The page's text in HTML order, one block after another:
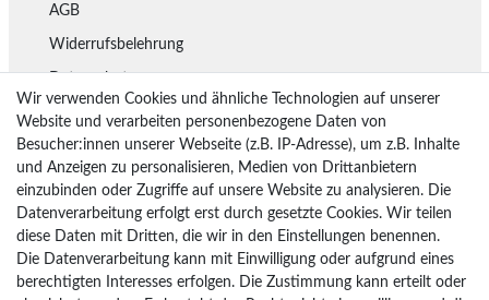
AGB
Widerrufsbelehrung
Datenschutz
Lieferung
Rückgaberecht
Vertrag widerrufen
Bezahlarten
PayPal
Wir verwenden Cookies und ähnliche Technologien auf unserer
Website und verarbeiten personenbezogene Daten von
Besucher:innen unserer Webseite (z.B. IP-Adresse), um z.B. Inhalte
und Anzeigen zu personalisieren, Medien von Drittanbietern
einzubinden oder Zugriffe auf unsere Website zu analysieren. Die
Datenverarbeitung erfolgt erst durch gesetzte Cookies. Wir teilen
diese Daten mit Dritten, die wir in den Einstellungen benennen.
Die Datenverarbeitung kann mit Einwilligung oder aufgrund eines
berechtigten Interesses erfolgen. Die Zustimmung kann erteilt oder